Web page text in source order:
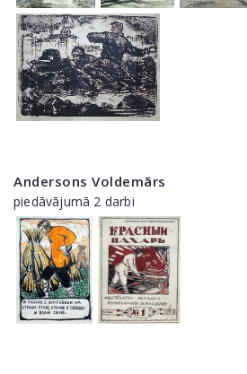
Andersons Voldemārs
piedāvājumā 2 darbi